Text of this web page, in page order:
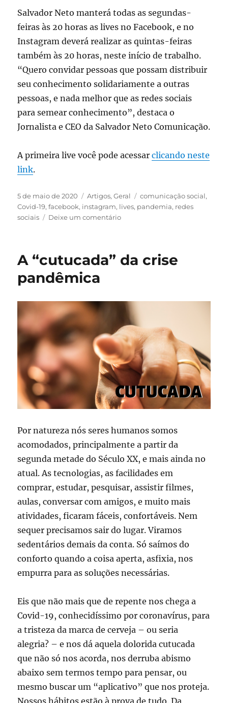
Salvador Neto manterá todas as segundas-
feiras às 20 horas as lives no Facebook, e no
Instagram deverá realizar as quintas-feiras
também às 20 horas, neste início de trabalho.
“Quero convidar pessoas que possam distribuir
seu conhecimento solidariamente a outras
pessoas, e nada melhor que as redes sociais
para semear conhecimento”, destaca o
Jornalista e CEO da Salvador Neto Comunicação.
A primeira live você pode acessarclicando neste
link.
Publicado
em
5 de maio de 2020 Categorias
Artigos,Geral Tags
comunicação social,
Covid-19,facebook, instagram, lives, pandemia, redes
sociais
Deixe um comentárioem
estará
Facebook
Instagram
A “cutucada” da crise
pandêmica
Por natureza nós seres humanos somos
acomodados, principalmente a partir da
segunda metade do Século XX, e mais ainda no
atual. As tecnologias, as facilidades em
comprar, estudar, pesquisar, assistir filmes,
aulas, conversar com amigos, e muito mais
atividades, ficaram fáceis, confortáveis. Nem
sequer precisamos sair do lugar. Viramos
sedentários demais da conta. Só saímos do
conforto quando a coisa aperta, asfixia, nos
empurra para as soluções necessárias.
Eis que não mais que de repente nos chega a
Covid-19, conhecidíssimo por coronavírus, para
a tristeza da marca de cerveja – ou seria
alegria? – e nos dá aquela dolorida cutucada
que não só nos acorda, nos derruba abismo
abaixo sem termos tempo para pensar, ou
mesmo buscar um “aplicativo” que nos proteja.
Nossos hábitos estão à prova de tudo. Da